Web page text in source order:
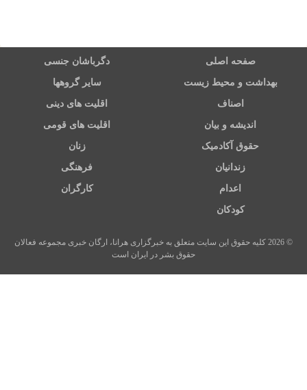
صفحه اصلی دگرباشان جنسی
بهداشت و محیط زیست سایر گروهها
اصناف اقلیت های دینی
اندیشه و بیان اقلیت های قومی
حقوق آکادمیک زنان
زندانیان فرهنگی
اعدام کارگران
کودکان
© 2026 کلیه حقوق این سایت متعلق به خبرگزاری هرانا، ارگان خبری مجموعه فعالان
حقوق بشر در ایران است